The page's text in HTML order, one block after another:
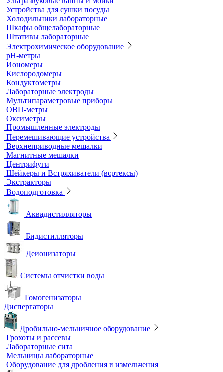
Вискозиметры
Дозаторы
Дозиметры и нитратомеры
Лабораторные компрессоры
Лабораторные реакторы и термореакторы
Приборы вакуумного фильтрования
Рефрактометры, Поляриметры и Сахариметры
Ротационные испарители
Секундомеры и таймеры лабораторные
Термометры лабораторные
Титраторы
Ультразвуковые ванны и мойки
Устройства для сушки посуды
Холодильники лабораторные
Шкафы общелабораторные
Штативы лабораторные
Электрохимическое оборудование
pH-метры
Иономеры
Кислородомеры
Кондуктометры
Лабораторные электроды
Мультипараметровые приборы
ОВП-метры
Оксиметры
Промышленные электроды
Перемешивающие устройства
Верхнеприводные мешалки
Магнитные мешалки
Центрифуги
Шейкеры и Встряхиватели (вортексы)
Экстракторы
Водоподготовка
Аквадистилляторы
Бидистилляторы